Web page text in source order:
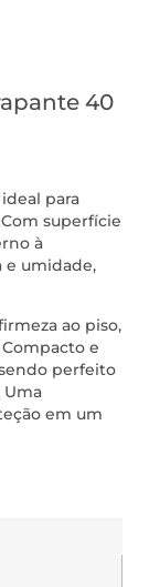
40
para
superfície
à
e umidade,
ao piso,
e
perfeito
Uma
em um